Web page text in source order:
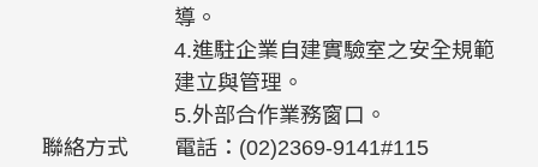
導。
4.進駐企業自建實驗室之安全規範
建立與管理。
5.外部合作業務窗口。
聯絡方式
電話：(02)2369-9141#115